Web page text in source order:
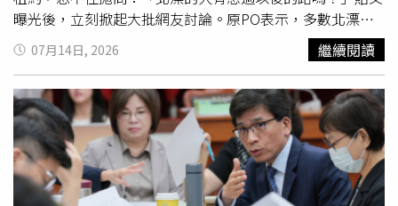
曝光後，立刻掀起大批網友討論。原PO表示，多數北漂族
為了減輕負擔，只能四處比較租金、尋找較便宜的房子，但
即使如此，仍得面對租金上漲、房東收回房屋或不續租等問
題，生活缺乏穩定性。她認為，在雙北高房價環境下，多數
人一輩子都難以買房，只能長期租屋，未來如果到了40、
50歲，還可能因部分房東不願出租給中高齡租客，而陷入租
不到房子的困境。她甚至直言，若夫妻婚後仍只能租屋生
活，等到中年若遇上房東終止租約，兩人恐同時面臨居住危
機，因此與其長期待在雙北苦撐，不如趁早回到家鄉發展，
07月14日, 2026 繼續閱讀